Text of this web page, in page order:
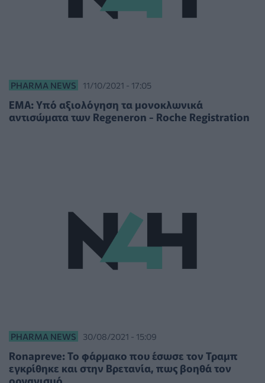
PHARMA NEWS 11/10/2021 - 17:05
EMA: Υπό αξιολόγηση τα μονοκλωνικά
αντισώματα των Regeneron - Roche Registration
PHARMA NEWS 30/08/2021 - 15:09
Ronapreve: Το φάρμακο που έσωσε τον Τραμπ
εγκρίθηκε και στην Βρετανία, πως βοηθά τον